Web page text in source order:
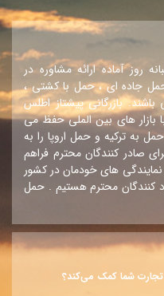
24 ساعت شبانه روز آماده ارائه مشاوره در
جاده ای ، حمل با کشتی ،
بازرگانی پیشتاز اطلس
بازار های بین الملی حفظ می
به ترکیه و حمل اروپا را به
صادر کنندگان محترم فراهم
های خودمان در کشور
کنندگان محترم هستیم . حمل
تجارت شما کمک می‌کند؟